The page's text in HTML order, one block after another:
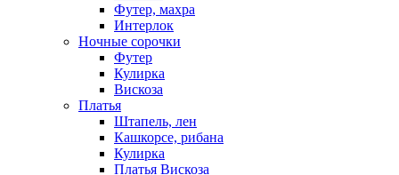
Футер, махра
Интерлок
Ночные сорочки
Футер
Кулирка
Вискоза
Платья
Штапель, лен
Кашкорсе, рибана
Кулирка
Платья Вискоза